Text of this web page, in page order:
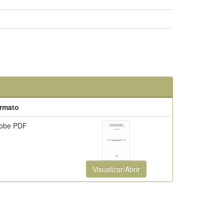
PDF
Visualizar/Abrir